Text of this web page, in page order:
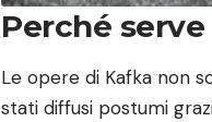
Perché
Le opere di Kafka non
stati diffusi postumi